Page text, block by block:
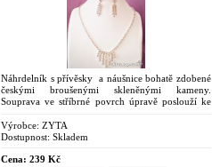
Náhrdelník s přívěsky a náušnice bohatě zdobené
českými broušenými skleněnými kameny.
Souprava ve stříbrné povrch úpravě poslouží ke
Ruční výroba....
Výrobce: ZYTA
Dostupnost: Skladem
Cena: 239 Kč